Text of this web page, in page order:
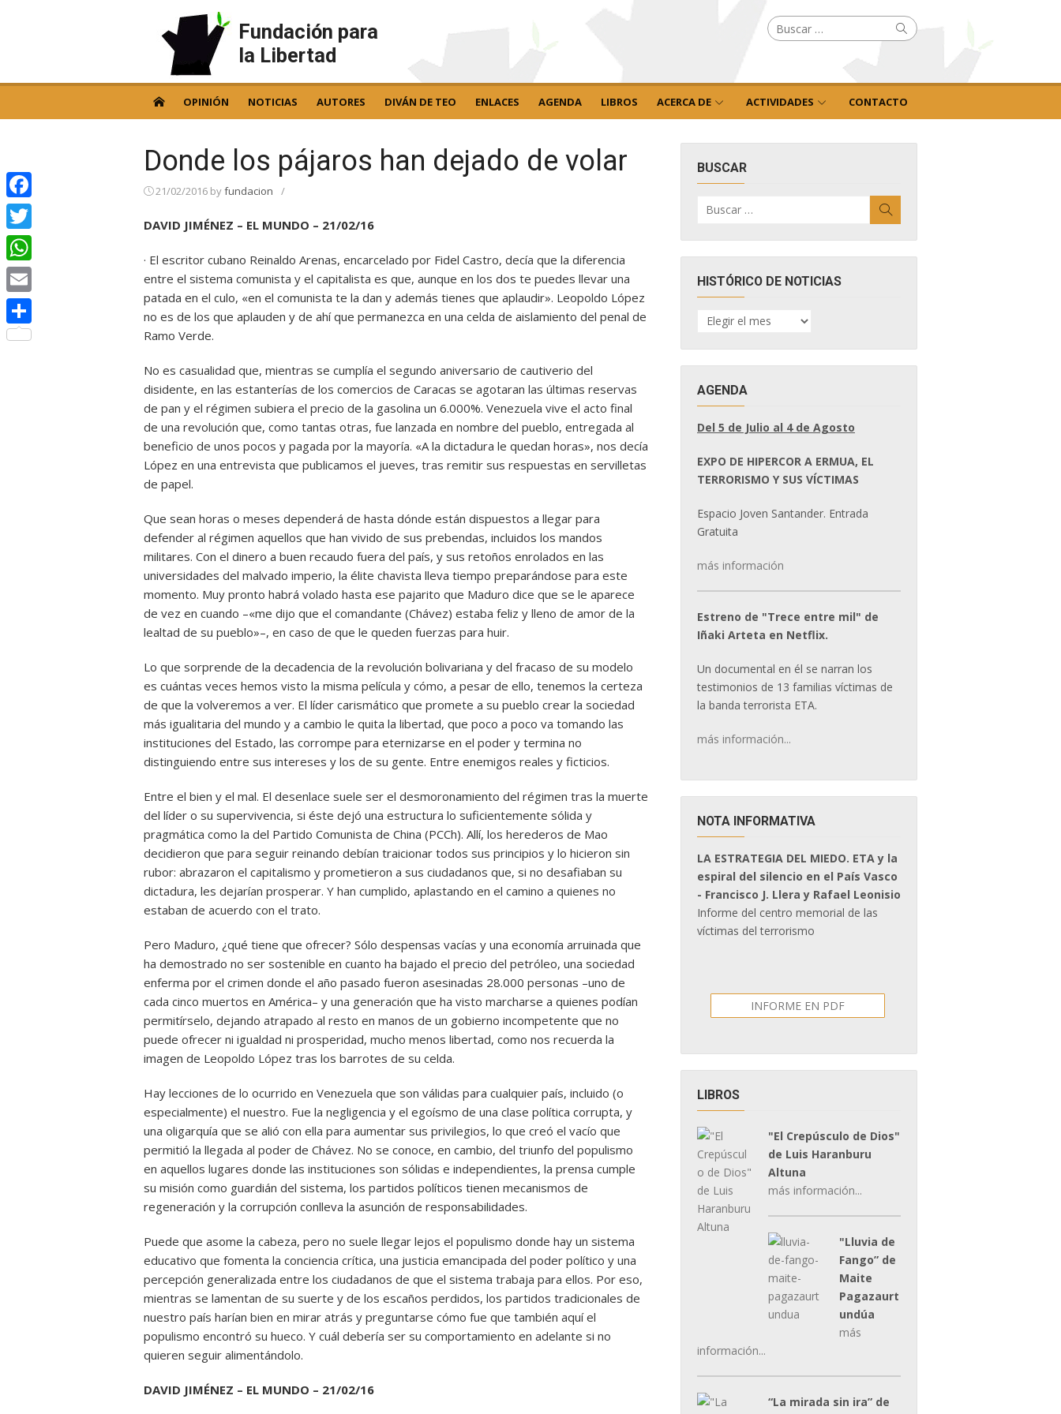
Fundación para
la Libertad
Buscar
por: Buscar
OPINIÓN NOTICIAS AUTORES DIVÁN DE TEO ENLACES AGENDA LIBROS ACERCA DE ACTIVIDADES CONTACTO
Donde los pájaros han dejado de volar
21/02/2016 byfundacion /
DAVID JIMÉNEZ – EL MUNDO – 21/02/16
· El escritor cubano Reinaldo Arenas, encarcelado por Fidel Castro, decía que la diferencia
entre el sistema comunista y el capitalista es que, aunque en los dos te puedes llevar una
patada en el culo, «en el comunista te la dan y además tienes que aplaudir». Leopoldo López
no es de los que aplauden y de ahí que permanezca en una celda de aislamiento del penal de
Ramo Verde.
No es casualidad que, mientras se cumplía el segundo aniversario de cautiverio del
disidente, en las estanterías de los comercios de Caracas se agotaran las últimas reservas
de pan y el régimen subiera el precio de la gasolina un 6.000%. Venezuela vive el acto final
de una revolución que, como tantas otras, fue lanzada en nombre del pueblo, entregada al
beneficio de unos pocos y pagada por la mayoría. «A la dictadura le quedan horas», nos decía
López en una entrevista que publicamos el jueves, tras remitir sus respuestas en servilletas
de papel.
Que sean horas o meses dependerá de hasta dónde están dispuestos a llegar para
defender al régimen aquellos que han vivido de sus prebendas, incluidos los mandos
militares. Con el dinero a buen recaudo fuera del país, y sus retoños enrolados en las
universidades del malvado imperio, la élite chavista lleva tiempo preparándose para este
momento. Muy pronto habrá volado hasta ese pajarito que Maduro dice que se le aparece
de vez en cuando –«me dijo que el comandante (Chávez) estaba feliz y lleno de amor de la
lealtad de su pueblo»–, en caso de que le queden fuerzas para huir.
Lo que sorprende de la decadencia de la revolución bolivariana y del fracaso de su modelo
es cuántas veces hemos visto la misma película y cómo, a pesar de ello, tenemos la certeza
de que la volveremos a ver. El líder carismático que promete a su pueblo crear la sociedad
más igualitaria del mundo y a cambio le quita la libertad, que poco a poco va tomando las
instituciones del Estado, las corrompe para eternizarse en el poder y termina no
distinguiendo entre sus intereses y los de su gente. Entre enemigos reales y ficticios.
Entre el bien y el mal. El desenlace suele ser el desmoronamiento del régimen tras la muerte
del líder o su supervivencia, si éste dejó una estructura lo suficientemente sólida y
pragmática como la del Partido Comunista de China (PCCh). Allí, los herederos de Mao
decidieron que para seguir reinando debían traicionar todos sus principios y lo hicieron sin
rubor: abrazaron el capitalismo y prometieron a sus ciudadanos que, si no desafiaban su
dictadura, les dejarían prosperar. Y han cumplido, aplastando en el camino a quienes no
estaban de acuerdo con el trato.
Pero Maduro, ¿qué tiene que ofrecer? Sólo despensas vacías y una economía arruinada que
ha demostrado no ser sostenible en cuanto ha bajado el precio del petróleo, una sociedad
enferma por el crimen donde el año pasado fueron asesinadas 28.000 personas –uno de
cada cinco muertos en América– y una generación que ha visto marcharse a quienes podían
permitírselo, dejando atrapado al resto en manos de un gobierno incompetente que no
puede ofrecer ni igualdad ni prosperidad, mucho menos libertad, como nos recuerda la
imagen de Leopoldo López tras los barrotes de su celda.
Hay lecciones de lo ocurrido en Venezuela que son válidas para cualquier país, incluido (o
especialmente) el nuestro. Fue la negligencia y el egoísmo de una clase política corrupta, y
una oligarquía que se alió con ella para aumentar sus privilegios, lo que creó el vacío que
permitió la llegada al poder de Chávez. No se conoce, en cambio, del triunfo del populismo
en aquellos lugares donde las instituciones son sólidas e independientes, la prensa cumple
su misión como guardián del sistema, los partidos políticos tienen mecanismos de
regeneración y la corrupción conlleva la asunción de responsabilidades.
Puede que asome la cabeza, pero no suele llegar lejos el populismo donde hay un sistema
educativo que fomenta la conciencia crítica, una justicia emancipada del poder político y una
percepción generalizada entre los ciudadanos de que el sistema trabaja para ellos. Por eso,
mientras se lamentan de su suerte y de los escaños perdidos, los partidos tradicionales de
nuestro país harían bien en mirar atrás y preguntarse cómo fue que también aquí el
populismo encontró su hueco. Y cuál debería ser su comportamiento en adelante si no
quieren seguir alimentándolo.
DAVID JIMÉNEZ – EL MUNDO – 21/02/16
BUSCAR
por:
HISTÓRICO DE NOTICIAS
HISTÓRICO
DE
AGENDA
Del 5 de Julio al 4 de Agosto
EXPO DE HIPERCOR A ERMUA, EL
TERRORISMO Y SUS VÍCTIMAS
Espacio Joven Santander. Entrada
Gratuita
más información
Estreno de "Trece entre mil" de
Iñaki Arteta en Netflix.
Un documental en él se narran los
testimonios de 13 familias víctimas de
la banda terrorista ETA.
más información...
NOTA INFORMATIVA
LA ESTRATEGIA DEL MIEDO. ETA y la
espiral del silencio en el País Vasco
- Francisco J. Llera y Rafael Leonisio
Informe del centro memorial de las
víctimas del terrorismo
INFORME EN PDF
LIBROS
"El Crepúsculo de Dios"
de Luis Haranburu
Altuna
más información...
"Lluvia de
Fango” de
Maite
Pagazaurt
undúa
más
información...
“La mirada sin ira” de
Facebook
Twitter
WhatsApp
Email
Compartir